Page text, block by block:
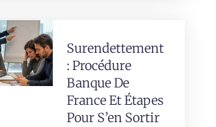
Surendettement
: Procédure
Banque De
France Et Étapes
Pour S’en Sortir